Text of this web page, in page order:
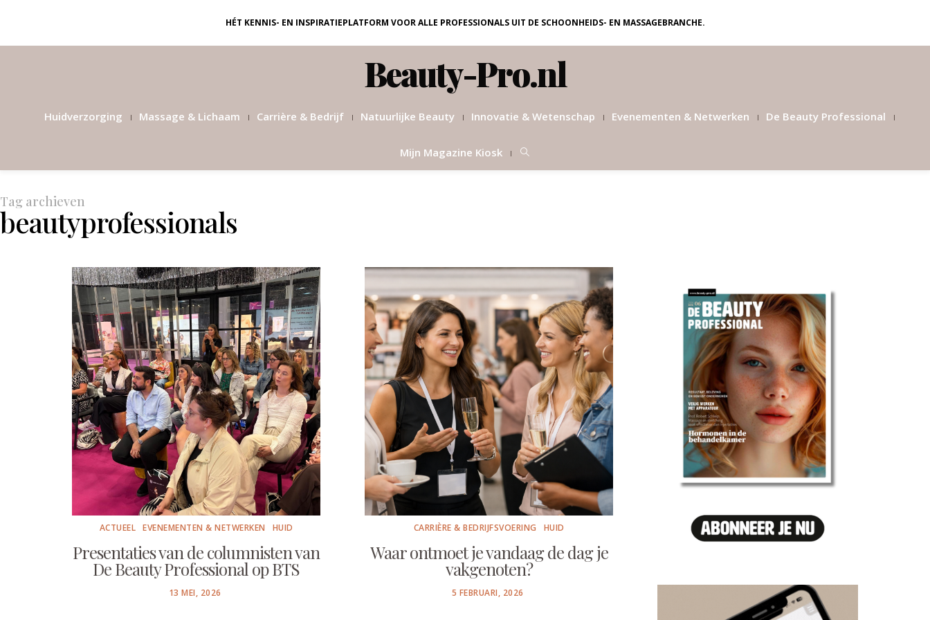
HÉT KENNIS- EN INSPIRATIEPLATFORM VOOR ALLE PROFESSIONALS UIT DE SCHOONHEIDS- EN MASSAGEBRANCHE.
Beauty-Pro.nl
Huidverzorging Massage & Lichaam Carrière & Bedrijf Natuurlijke Beauty Innovatie & Wetenschap Evenementen & Netwerken De Beauty Professional
Mijn Magazine Kiosk
Tag archieven
beautyprofessionals
ACTUEEL EVENEMENTEN & NETWERKEN HUID
Presentaties van de columnisten van
De Beauty Professional op BTS
POSTED
13 MEI, 2026
CARRIÈRE & BEDRIJFSVOERING HUID
Waar ontmoet je vandaag de dag je
vakgenoten?
POSTED
5 FEBRUARI, 2026